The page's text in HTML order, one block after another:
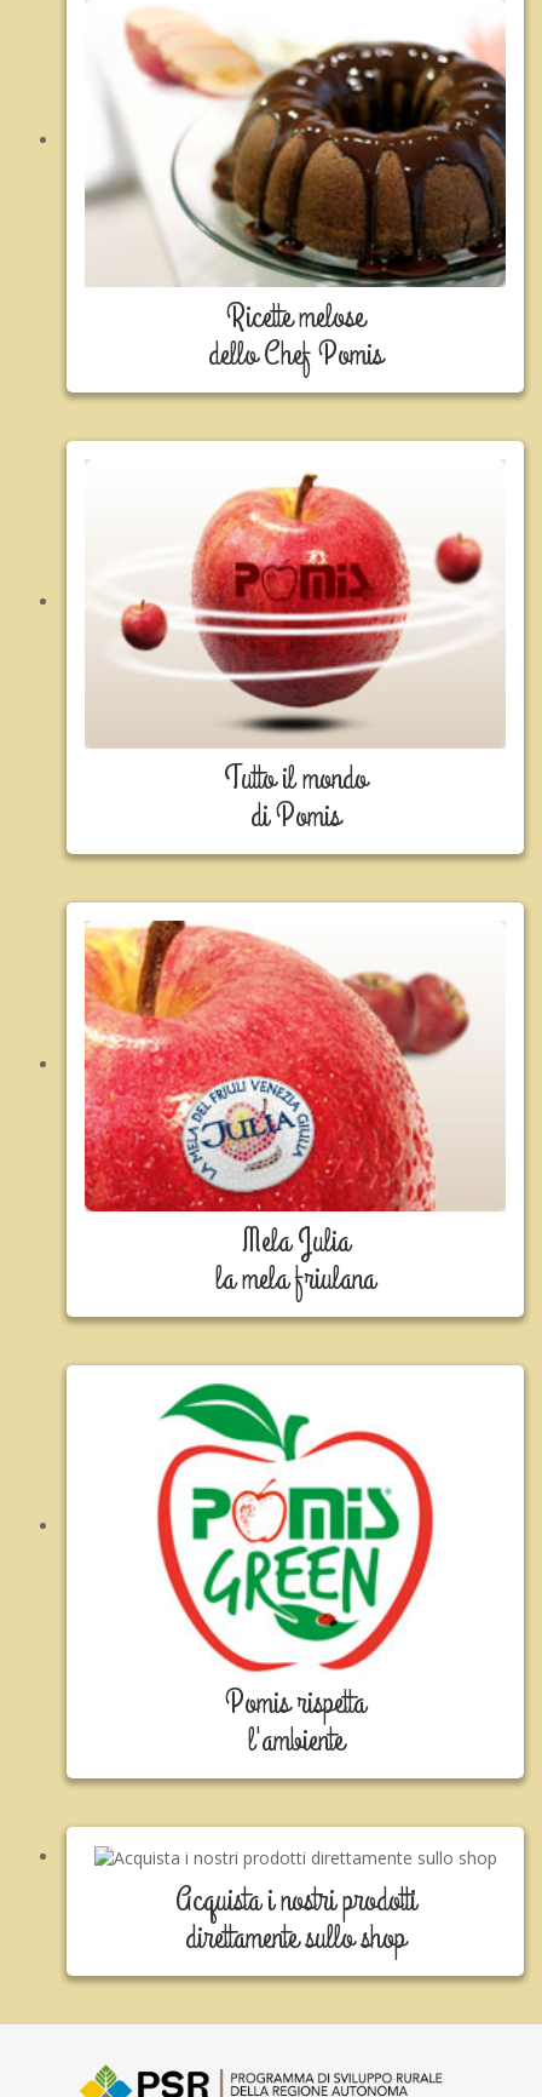
Ricette melose
dello Chef Pomis
Tutto il mondo
di Pomis
Mela Julia
la mela friulana
Pomis rispetta
l'ambiente
Acquista i nostri prodotti
direttamente sullo shop